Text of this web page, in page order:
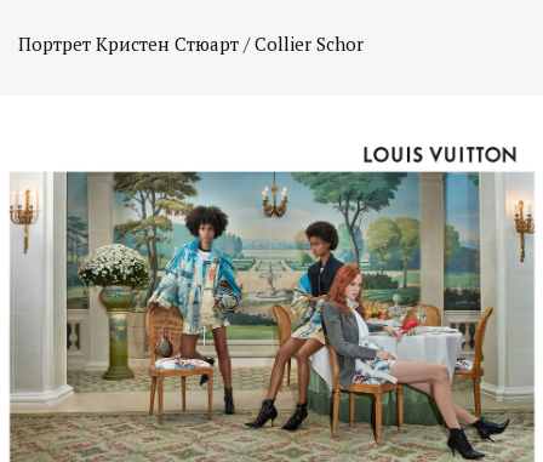
Портрет Кристен Стюарт / Collier Schor